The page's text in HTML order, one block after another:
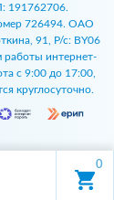
0
191762706.
726494. ОАО
91, Р/с: BY06
работы интернет-
с 9:00 до 17:00,
круглосуточно.